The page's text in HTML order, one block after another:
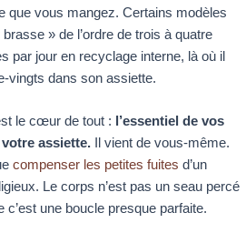
que vous mangez. Certains modèles
brasse » de l’ordre de trois à quatre
par jour en recyclage interne, là où il
vingts dans son assiette.
le cœur de tout :
l’essentiel de vos
assiette. Il vient de vous-même.
compenser les petites fuites d’un
Le corps n’est pas un seau percé
c’est une boucle presque parfaite.